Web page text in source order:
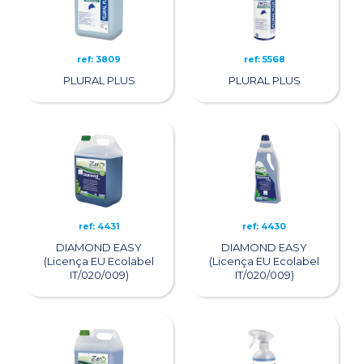
ref: 3809
PLURAL PLUS
ref: 5568
PLURAL PLUS
ref: 4431
DIAMOND EASY
(Licença EU Ecolabel
IT/020/009)
ref: 4430
DIAMOND EASY
(Licença EU Ecolabel
IT/020/009)